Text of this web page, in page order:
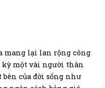
mang lại lan rộng công
kỳ một vài người thân
của đời sống như